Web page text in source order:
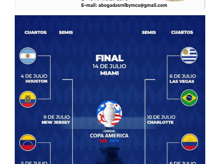
más
grande